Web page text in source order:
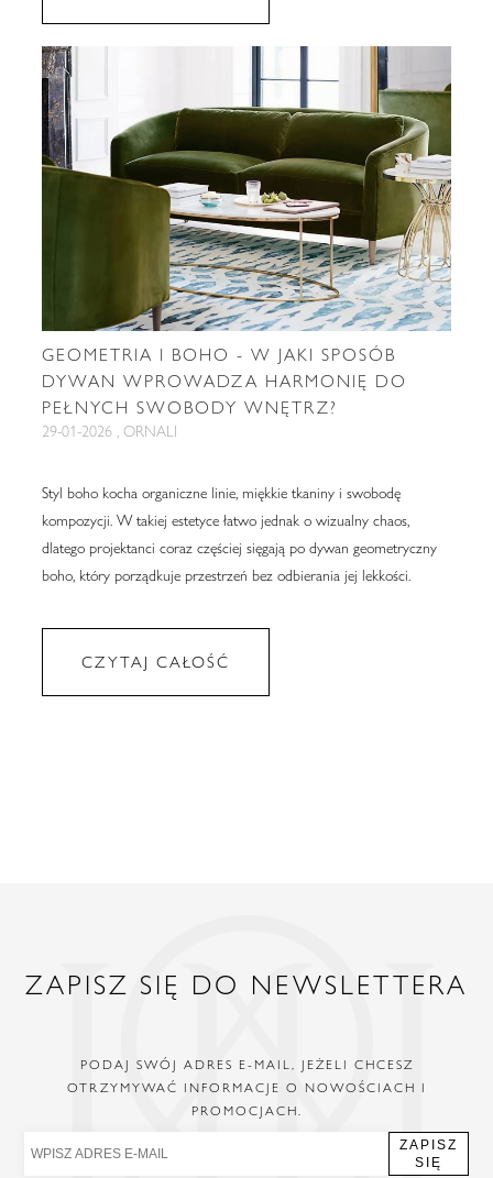
GEOMETRIA I BOHO - W JAKI SPOSÓB
DYWAN WPROWADZA HARMONIĘ DO
PEŁNYCH SWOBODY WNĘTRZ?
29-01-2026 , ORNALI
Styl boho kocha organiczne linie, miękkie tkaniny i swobodę
kompozycji. W takiej estetyce łatwo jednak o wizualny chaos,
dlatego projektanci coraz częściej sięgają po dywan geometryczny
boho, który porządkuje przestrzeń bez odbierania jej lekkości.
CZYTAJ CAŁOŚĆ
ZAPISZ SIĘ DO NEWSLETTERA
PODAJ SWÓJ ADRES E-MAIL, JEŻELI CHCESZ
OTRZYMYWAĆ INFORMACJE O NOWOŚCIACH I
PROMOCJACH.
ZAPISZ
SIĘ